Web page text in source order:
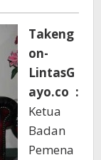
Takeng
on-
LintasG
ayo.co :
Ketua
Badan
Pemena